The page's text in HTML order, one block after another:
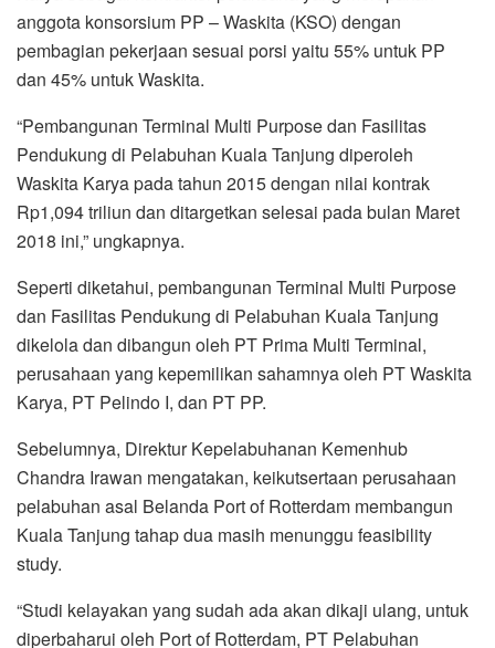
anggota konsorsium PP – Waskita (KSO) dengan
pembagian pekerjaan sesuai porsi yaitu 55% untuk PP
dan 45% untuk Waskita.
“Pembangunan Terminal Multi Purpose dan Fasilitas
Pendukung di Pelabuhan Kuala Tanjung diperoleh
Waskita Karya pada tahun 2015 dengan nilai kontrak
Rp1,094 triliun dan ditargetkan selesai pada bulan Maret
2018 ini,” ungkapnya.
Seperti diketahui, pembangunan Terminal Multi Purpose
dan Fasilitas Pendukung di Pelabuhan Kuala Tanjung
dikelola dan dibangun oleh PT Prima Multi Terminal,
perusahaan yang kepemilikan sahamnya oleh PT Waskita
Karya, PT Pelindo I, dan PT PP.
Sebelumnya, Direktur Kepelabuhanan Kemenhub
Chandra Irawan mengatakan, keikutsertaan perusahaan
pelabuhan asal Belanda Port of Rotterdam membangun
Kuala Tanjung tahap dua masih menunggu feasibility
study.
“Studi kelayakan yang sudah ada akan dikaji ulang, untuk
diperbaharui oleh Port of Rotterdam, PT Pelabuhan